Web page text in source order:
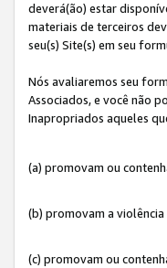
deverá(ão) estar
materiais de terceiros
seu(s) Site(s) em seu
Nós avaliaremos seu
Associados, e você não
Inapropriados aqueles
(a) promovam ou
(b) promovam a
(c) promovam ou